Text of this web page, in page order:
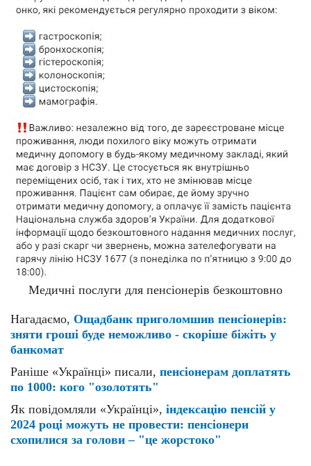
Медичні послуги для пенсіонерів безкоштовно
Нагадаємо, Ощадбанк приголомшив пенсіонерів:
зняти гроші буде неможливо - скоріше біжіть у
банкомат
Раніше «Українці» писали, пенсіонерам доплатять
по 1000: кого "озолотять"
Як повідомляли «Українці», індексацію пенсій у
2024 році можуть не провести: пенсіонери
схопилися за голови – "це жорстоко"